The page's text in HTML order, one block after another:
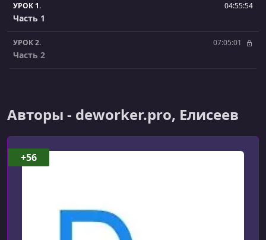
УРОК 1. 04:55:54
Часть 1
УРОК 2. 07:05:01
Часть 2
Авторы - deworker.pro, Елисеев
+56